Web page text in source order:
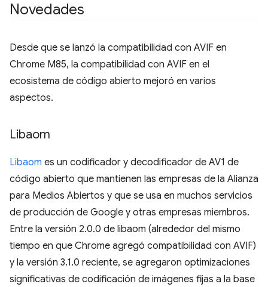
Novedades
Desde que se lanzó la compatibilidad con AVIF en
Chrome M85, la compatibilidad con AVIF en el
ecosistema de código abierto mejoró en varios
aspectos.
Libaom
Libaom es un codificador y decodificador de AV1 de
código abierto que mantienen las empresas de la Alianza
para Medios Abiertos y que se usa en muchos servicios
de producción de Google y otras empresas miembros.
Entre la versión 2.0.0 de libaom (alrededor del mismo
tiempo en que Chrome agregó compatibilidad con AVIF)
y la versión 3.1.0 reciente, se agregaron optimizaciones
significativas de codificación de imágenes fijas a la base